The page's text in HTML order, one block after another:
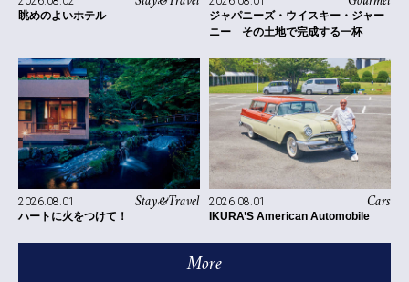
眺めのよいホテル
ジャパニーズ・ウイスキー・ジャー
ニー その土地で完成する一杯
Stay&Travel
2026.08.01
ハートに火をつけて！
Cars
2026.08.01
IKURA’S American Automobile
More